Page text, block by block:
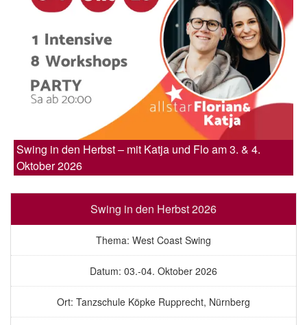
Swing in den Herbst – mit Katja und Flo am 3. & 4.
Oktober 2026
Swing in den Herbst 2026
Thema: West Coast Swing
Datum: 03.-04. Oktober 2026
Ort: Tanzschule Köpke Rupprecht, Nürnberg